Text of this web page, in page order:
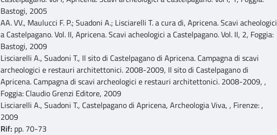
Bastogi, 2005
AA. VV., Maulucci F. P.; Suadoni A.; Lisciarelli T. a cura di, Apricena. Scavi acheologici
a Castelpagano. Vol. II, Apricena. Scavi acheologici a Castelpagano. Vol. II, 2, Foggia:
Bastogi, 2009
Lisciarelli A., Suadoni T., Il sito di Castelpagano di Apricena. Campagna di scavi
archeologici e restauri architettonici. 2008-2009, Il sito di Castelpagano di
Apricena. Campagna di scavi archeologici e restauri architettonici. 2008-2009, ,
Foggia: Claudio Grenzi Editore, 2009
Lisciarelli A., Suadoni T., Castelpagano di Apricena, Archeologia Viva, , Firenze: ,
2009
Rif: pp. 70-73